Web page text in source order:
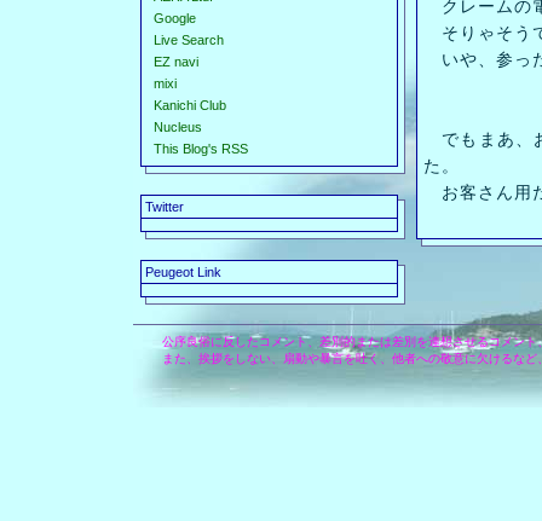
Google
Live Search
EZ navi
mixi
Kanichi Club
Nucleus
This Blog's RSS
Twitter
Peugeot Link
クレームの
そりゃそう
いや、参っ
でもまあ、
た。
お客さん用
公序良俗に反したコメント、差別的または差別を連想させるコメン
また、挨拶をしない、扇動や暴言を吐く、他者への敬意に欠けるな